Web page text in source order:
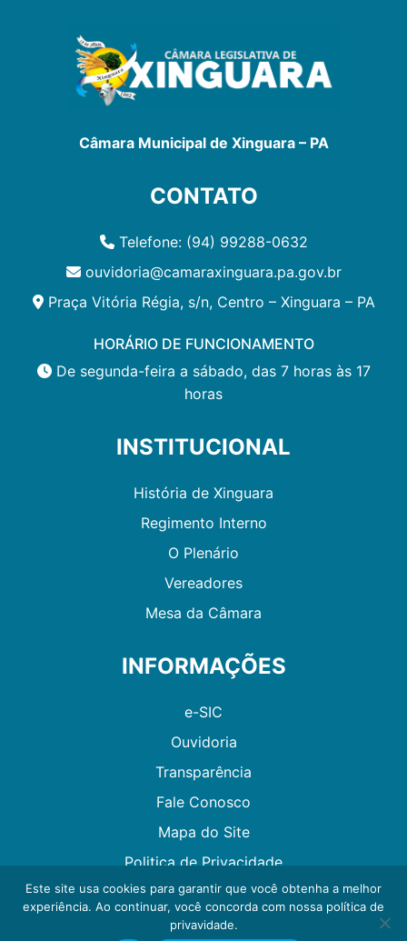
Câmara Municipal de Xinguara – PA
CONTATO
Telefone: (94) 99288-0632
ouvidoria@camaraxinguara.pa.gov.br
Praça Vitória Régia, s/n, Centro – Xinguara – PA
HORÁRIO DE FUNCIONAMENTO
De segunda-feira a sábado, das 7 horas às 17
horas
INSTITUCIONAL
História de Xinguara
Regimento Interno
O Plenário
Vereadores
Mesa da Câmara
INFORMAÇÕES
e-SIC
Ouvidoria
Transparência
Fale Conosco
Mapa do Site
Politica de Privacidade
Desenvolvido por GMAES
Este site usa cookies para garantir que você obtenha a melhor
experiência. Ao continuar, você concorda com nossa política de
privavidade.